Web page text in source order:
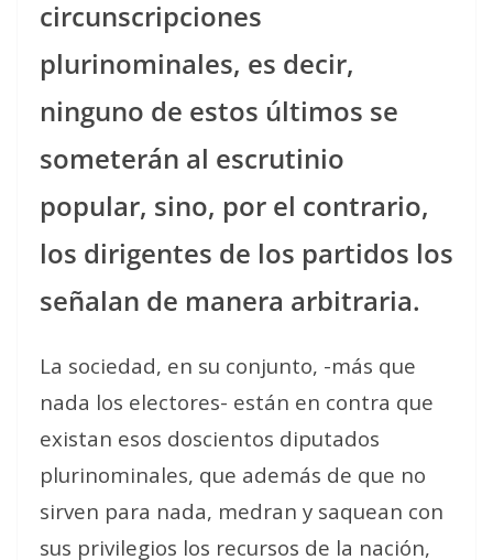
circunscripciones
plurinominales, es decir,
ninguno de estos últimos se
someterán al escrutinio
popular, sino, por el contrario,
los dirigentes de los partidos los
señalan de manera arbitraria.
La sociedad, en su conjunto, -más que
nada los electores- están en contra que
existan esos doscientos diputados
plurinominales, que además de que no
sirven para nada, medran y saquean con
sus privilegios los recursos de la nación,